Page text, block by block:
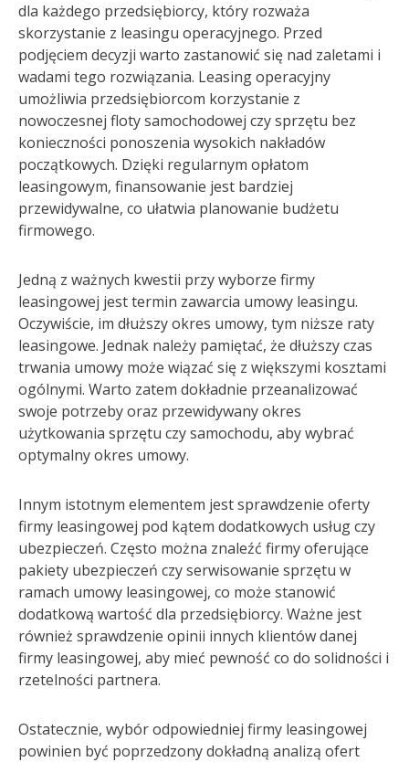
dla każdego przedsiębiorcy, który rozważa
skorzystanie z leasingu operacyjnego. Przed
podjęciem decyzji warto zastanowić się nad zaletami i
wadami tego rozwiązania. Leasing operacyjny
umożliwia przedsiębiorcom korzystanie z
nowoczesnej floty samochodowej czy sprzętu bez
konieczności ponoszenia wysokich nakładów
początkowych. Dzięki regularnym opłatom
leasingowym, finansowanie jest bardziej
przewidywalne, co ułatwia planowanie budżetu
firmowego.
Jedną z ważnych kwestii przy wyborze firmy
leasingowej jest termin zawarcia umowy leasingu.
Oczywiście, im dłuższy okres umowy, tym niższe raty
leasingowe. Jednak należy pamiętać, że dłuższy czas
trwania umowy może wiązać się z większymi kosztami
ogólnymi. Warto zatem dokładnie przeanalizować
swoje potrzeby oraz przewidywany okres
użytkowania sprzętu czy samochodu, aby wybrać
optymalny okres umowy.
Innym istotnym elementem jest sprawdzenie oferty
firmy leasingowej pod kątem dodatkowych usług czy
ubezpieczeń. Często można znaleźć firmy oferujące
pakiety ubezpieczeń czy serwisowanie sprzętu w
ramach umowy leasingowej, co może stanowić
dodatkową wartość dla przedsiębiorcy. Ważne jest
również sprawdzenie opinii innych klientów danej
firmy leasingowej, aby mieć pewność co do solidności i
rzetelności partnera.
Ostatecznie, wybór odpowiedniej firmy leasingowej
powinien być poprzedzony dokładną analizą ofert